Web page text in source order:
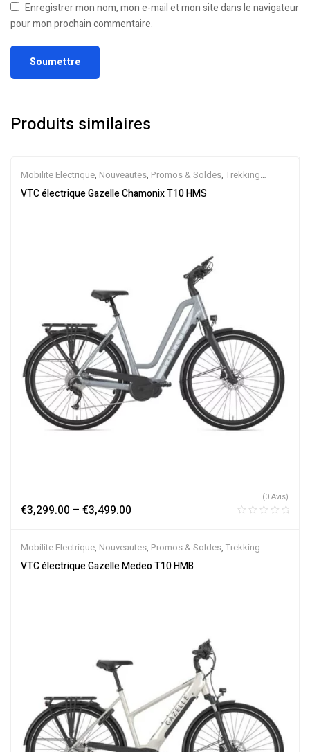
Enregistrer mon nom, mon e-mail et mon site dans le navigateur
pour mon prochain commentaire.
Produits similaires
Mobilite Electrique, Nouveautes, Promos & Soldes, Trekking
électrique,Vélo électrique ville,Velos Electriques
VTC électrique Gazelle Chamonix T10 HMS
€3,299.00 – €3,499.00
(0 Avis)
Mobilite Electrique, Nouveautes, Promos & Soldes, Trekking
électrique,Vélo électrique ville,Velos Electriques
VTC électrique Gazelle Medeo T10 HMB